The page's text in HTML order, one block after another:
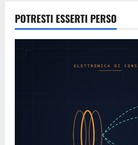
POTRESTI ESSERTI PERSO